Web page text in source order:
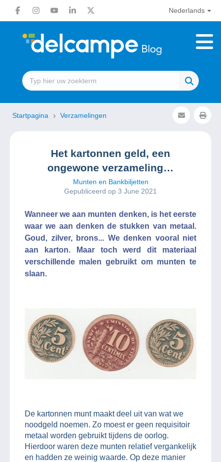
Nederlands
Startpagina Verzamelingen
Het kartonnen geld, een
ongewone verzameling…
Munten en Bankbiljetten
Gepubliceerd op 3 June 2021
Wanneer we aan munten denken, is het eerste
waar we aan denken de stukken van metaal.
Goud, zilver, brons... We denken vooral niet
aan karton. Maar toch werd dit materiaal
verschillende malen gebruikt om munten te
slaan.
De kartonnen munt maakt deel uit van wat we
noodgeld noemen. Zo moest er geen requisitoir
metaal worden gebruikt tijdens de oorlog.
Hierdoor waren deze munten relatief vergankelijk
en hadden ze weinig waarde. Op deze manier